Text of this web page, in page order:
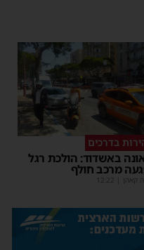
בדרכים
באשדוד: הולכת רגל
מרכב חולף
קאהן